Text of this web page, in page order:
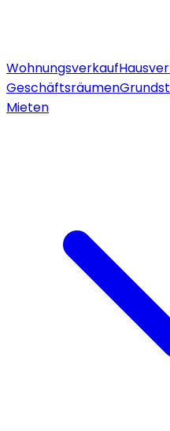
Wohnungsverkauf
Geschäftsräumen
Mieten